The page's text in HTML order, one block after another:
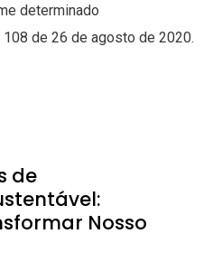
determinado
de 26 de agosto de 2020.
de
Nosso